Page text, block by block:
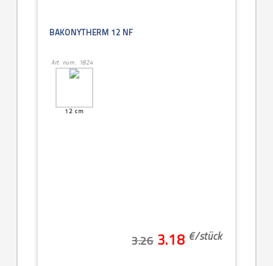
BAKONYTHERM 12 NF
Art. num.: 1824
12 cm
3.26 3.18 €/stück